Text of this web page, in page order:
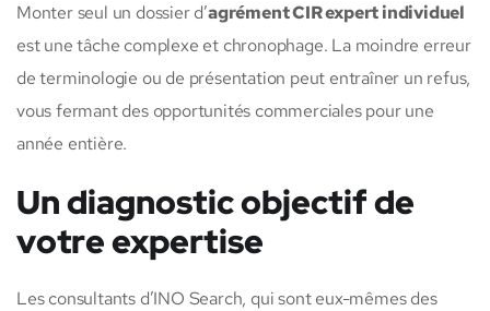
Monter seul un dossier d’agrément CIR expert individuel
est une tâche complexe et chronophage. La moindre erreur
de terminologie ou de présentation peut entraîner un refus,
vous fermant des opportunités commerciales pour une
année entière.
Un diagnostic objectif de
votre expertise
Les consultants d’INO Search, qui sont eux-mêmes des